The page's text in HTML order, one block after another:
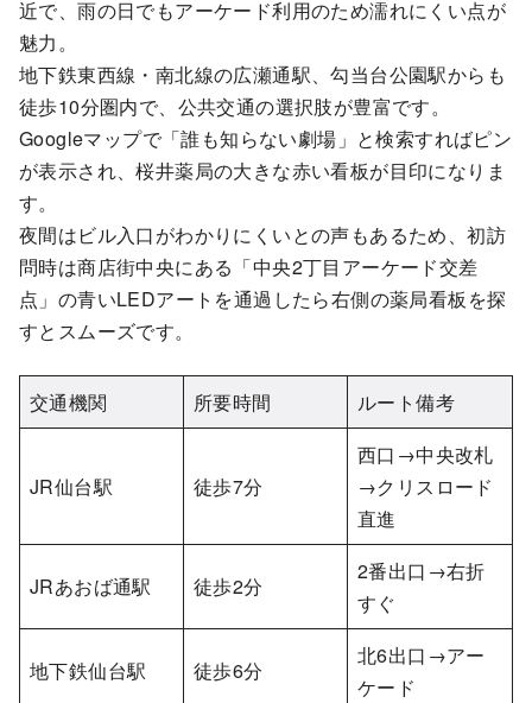
近で、雨の日でもアーケード利用のため濡れにくい点が
魅力。
地下鉄東西線・南北線の広瀬通駅、勾当台公園駅からも
徒歩10分圏内で、公共交通の選択肢が豊富です。
Googleマップで「誰も知らない劇場」と検索すればピン
が表示され、桜井薬局の大きな赤い看板が目印になりま
す。
夜間はビル入口がわかりにくいとの声もあるため、初訪
問時は商店街中央にある「中央2丁目アーケード交差
点」の青いLEDアートを通過したら右側の薬局看板を探
すとスムーズです。
交通機関 所要時間 ルート備考
JR仙台駅 徒歩7分
西口→中央改札
→クリスロード
直進
JRあおば通駅 徒歩2分
2番出口→右折
すぐ
地下鉄仙台駅 徒歩6分
北6出口→アー
ケード